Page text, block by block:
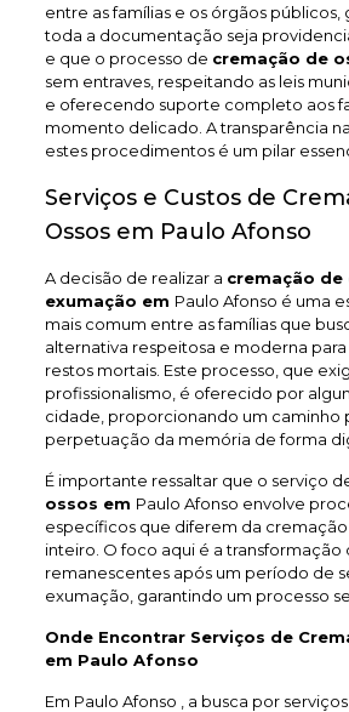
entre as famílias e os órgãos públicos,
toda a documentação seja
e que o processo de cremação de
sem entraves, respeitando as leis
e oferecendo suporte completo aos
momento delicado. A transparência
estes procedimentos é um pilar
Serviços e Custos de
Ossos em Paulo Afonso
A decisão de realizar a cremação de
exumação em Paulo Afonso é uma
mais comum entre as famílias que
alternativa respeitosa e moderna
restos mortais. Este processo, que
profissionalismo, é oferecido por
cidade, proporcionando um caminho
perpetuação da memória de forma
É importante ressaltar que o serviço
ossos em Paulo Afonso envolve
específicos que diferem da
inteiro. O foco aqui é a transformação
remanescentes após um período de
exumação, garantindo um processo
Onde Encontrar Serviços de
em Paulo Afonso
Em Paulo Afonso , a busca por